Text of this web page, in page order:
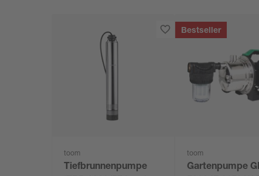
toom
Tiefbrunnenpumpe
Bestseller
toom
Gartenpumpe